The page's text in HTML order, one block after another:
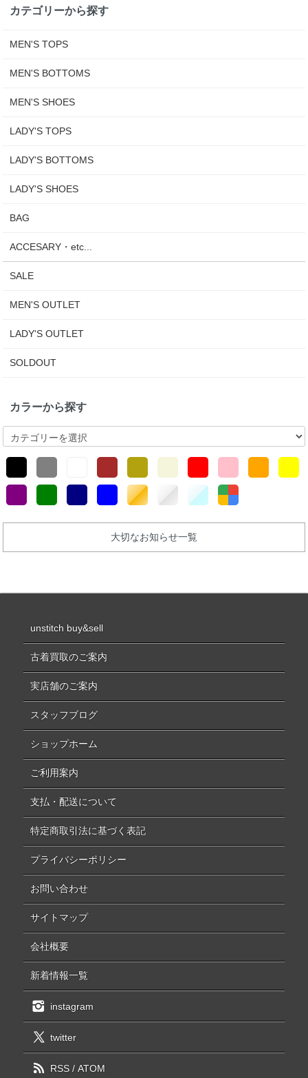
カテゴリーから探す
MEN'S TOPS
MEN'S BOTTOMS
MEN'S SHOES
LADY'S TOPS
LADY'S BOTTOMS
LADY'S SHOES
BAG
ACCESARY・etc...
SALE
MEN'S OUTLET
LADY'S OUTLET
SOLDOUT
カラーから探す
大切なお知らせ一覧
unstitch buy&sell
古着買取のご案内
実店舗のご案内
スタッフブログ
ショップホーム
ご利用案内
支払・配送について
特定商取引法に基づく表記
プライバシーポリシー
お問い合わせ
サイトマップ
会社概要
新着情報一覧
instagram
twitter
RSS/ ATOM